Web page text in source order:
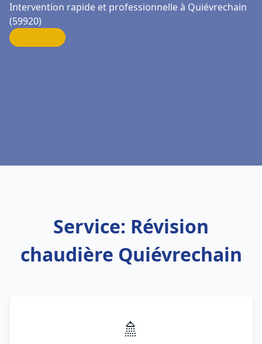
Intervention rapide et professionnelle à Quiévrechain
(59920)
Service: Révision
chaudière Quiévrechain
🚿